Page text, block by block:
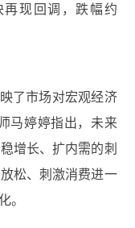
现回调，跌幅约
了市场对宏观经济
马婷婷指出，未来
增长、扩内需的刺
松、刺激消费进一
。